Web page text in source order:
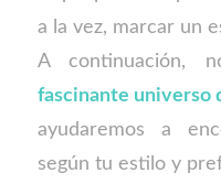
a la vez, marcar un
A continuación,
fascinante universo
ayudaremos a
según tu estilo y